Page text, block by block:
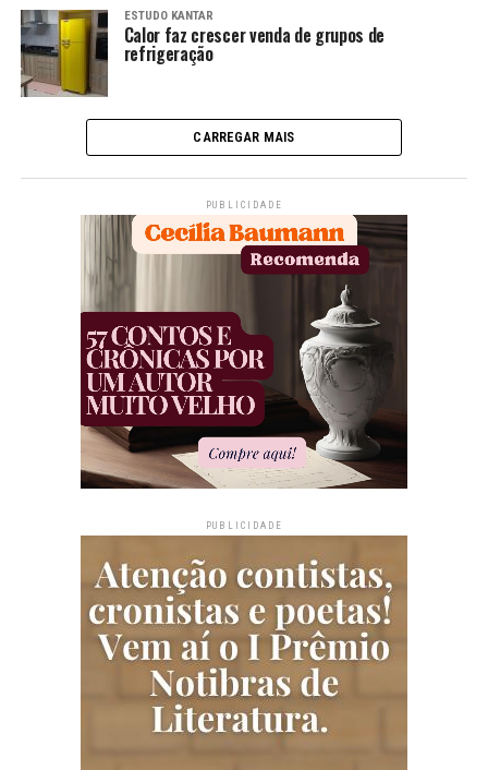
ESTUDO KANTAR
Calor faz crescer venda de grupos de
refrigeração
CARREGAR MAIS
PUBLICIDADE
PUBLICIDADE